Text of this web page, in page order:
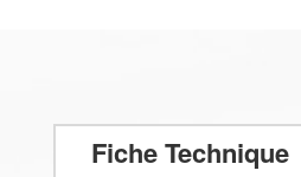
Fiche Technique